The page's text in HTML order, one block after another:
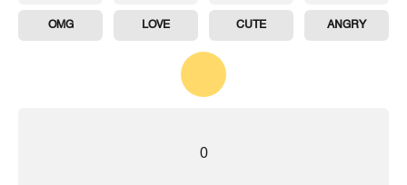
ANGRY
CUTE
LOVE
OMG
0